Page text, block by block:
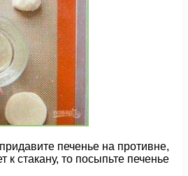
печенье на противне,
к стакану, то посыпьте печенье